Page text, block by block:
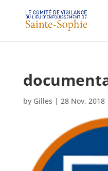
by Gilles | 28 Nov, 2018